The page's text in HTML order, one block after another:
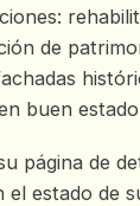
de
buen
página de
el estado de